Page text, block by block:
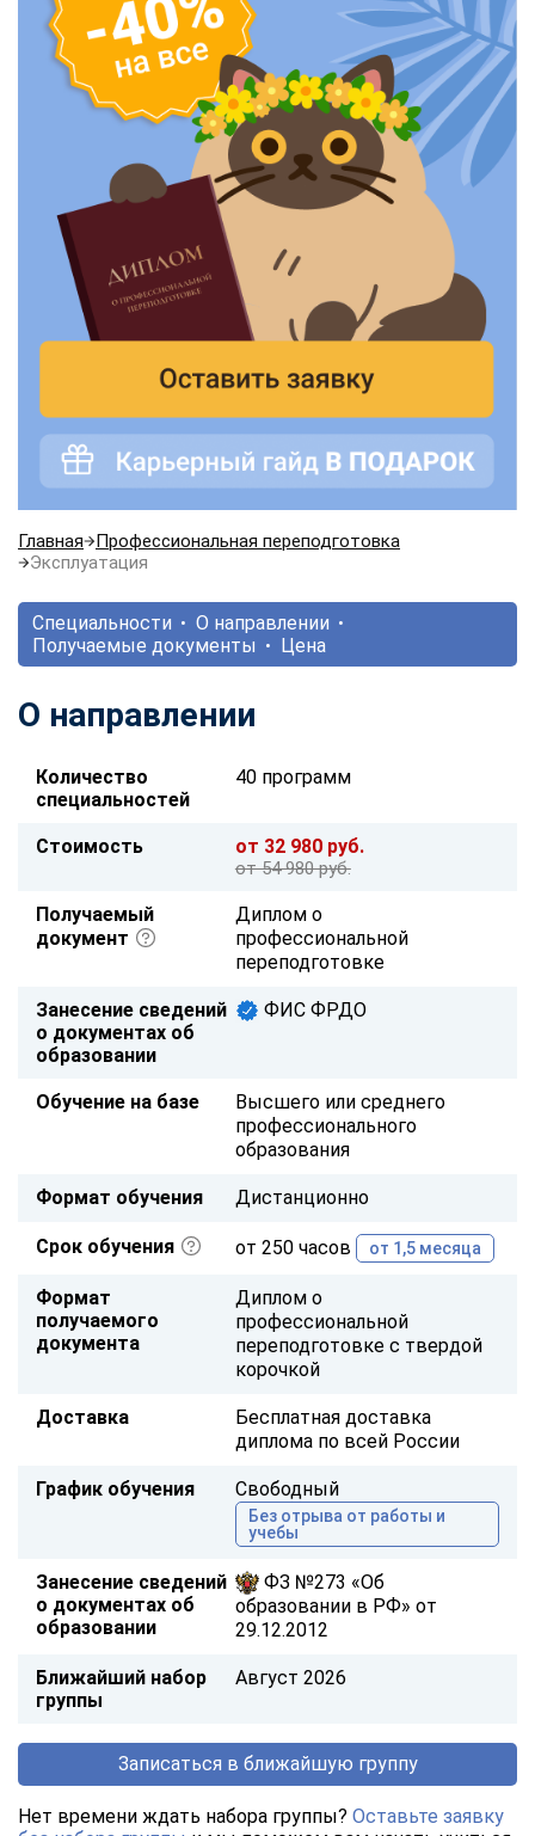
Главная
Профессиональная переподготовка
Эксплуатация
Специальности
О направлении
Получаемые документы
Цена
О направлении
Количество
специальностей
40 программ
Стоимость от 32 980 руб.
от 54 980 руб.
Получаемый
документ
Диплом о
профессиональной
переподготовке
Занесение сведений
о документах об
образовании
ФИС ФРДО
Обучение на базе
Высшего или среднего
профессионального
образования
Формат обучения Дистанционно
Срок обучения от 250 часов от 1,5 месяца
Формат
получаемого
документа
Диплом о
профессиональной
переподготовке с твердой
корочкой
Доставка
Бесплатная доставка
диплома по всей России
График обучения Свободный
Без отрыва от работы и
учебы
Занесение сведений
о документах об
образовании
ФЗ №273 «Об
образовании в РФ» от
29.12.2012
Ближайший набор
группы
Август 2026
Записаться в ближайшую группу
Нет времени ждать набора группы? Оставьте заявку